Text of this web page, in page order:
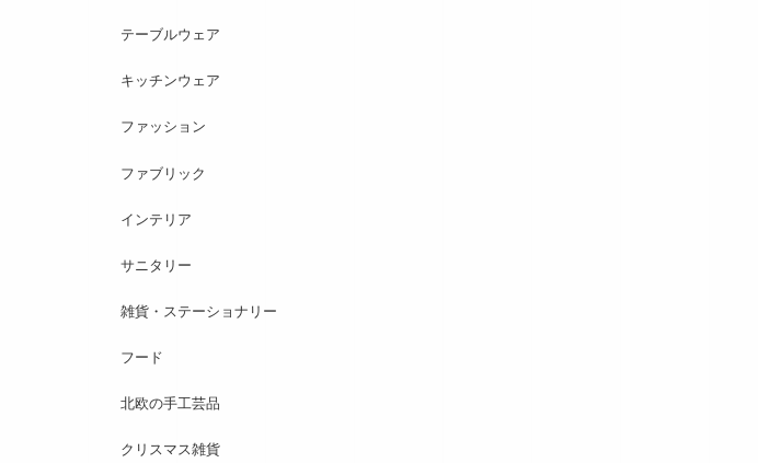
テーブルウェア
キッチンウェア
ファッション
ファブリック
インテリア
サニタリー
雑貨・ステーショナリー
フード
北欧の手工芸品
クリスマス雑貨